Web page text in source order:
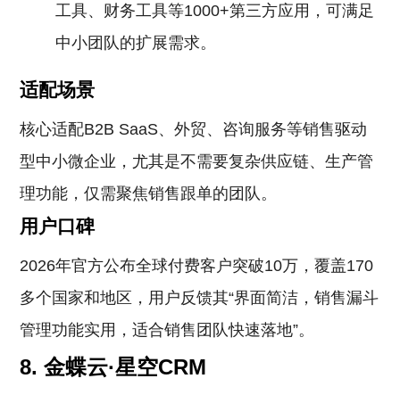
工具、财务工具等1000+第三方应用，可满足
中小团队的扩展需求。
适配场景
核心适配B2B SaaS、外贸、咨询服务等销售驱动
型中小微企业，尤其是不需要复杂供应链、生产管
理功能，仅需聚焦销售跟单的团队。
用户口碑
2026年官方公布全球付费客户突破10万，覆盖170
多个国家和地区，用户反馈其“界面简洁，销售漏斗
管理功能实用，适合销售团队快速落地”。
8. 金蝶云·星空CRM